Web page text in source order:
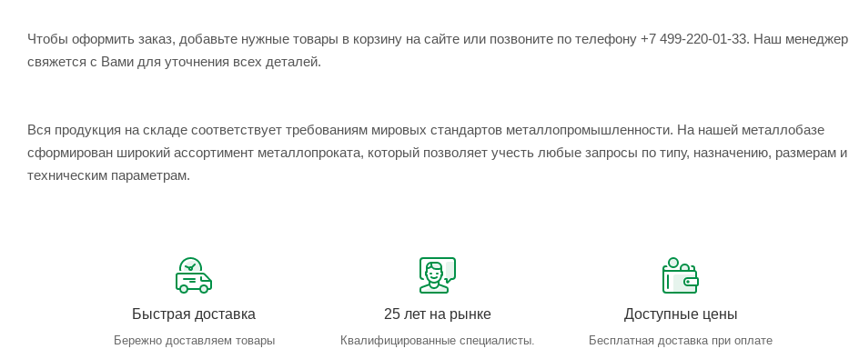
Чтобы оформить заказ, добавьте нужные товары в корзину на сайте или позвоните по телефону +7 499-220-01-33. Наш менеджер
свяжется с Вами для уточнения всех деталей.
Вся продукция на складе соответствует требованиям мировых стандартов металлопромышленности. На нашей металлобазе
сформирован широкий ассортимент металлопроката, который позволяет учесть любые запросы по типу, назначению, размерам и
техническим параметрам.
Быстрая доставка
Бережно доставляем товары
25 лет на рынке
Квалифицированные специалисты.
Доступные цены
Бесплатная доставка при оплате